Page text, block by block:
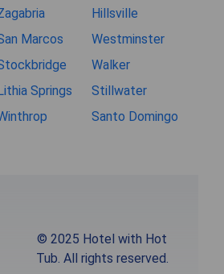
Hillsville
Marcos
Westminster
Walker
Springs
Stillwater
Santo Domingo
© 2025 Hotel with Hot
Tub. All rights reserved.